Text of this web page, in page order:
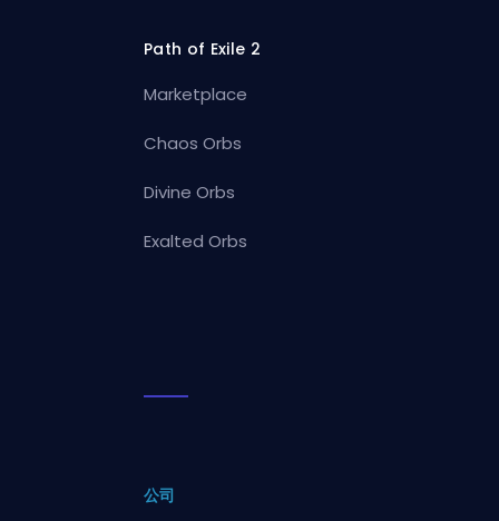
Path of Exile 2
Marketplace
Chaos Orbs
Divine Orbs
Exalted Orbs
公司